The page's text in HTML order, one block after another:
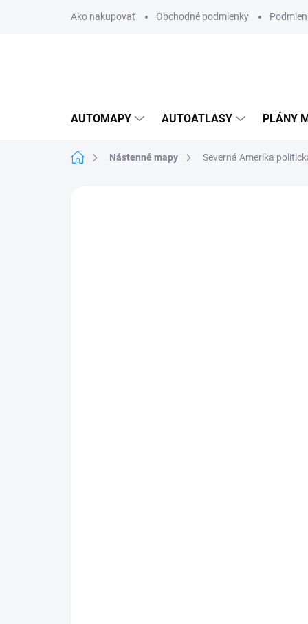
Ako nakupovať Obchodné podmienky
AUTOMAPY AUTOATLASY PLÁNY
DomovNástenné mapy Severná Amerika